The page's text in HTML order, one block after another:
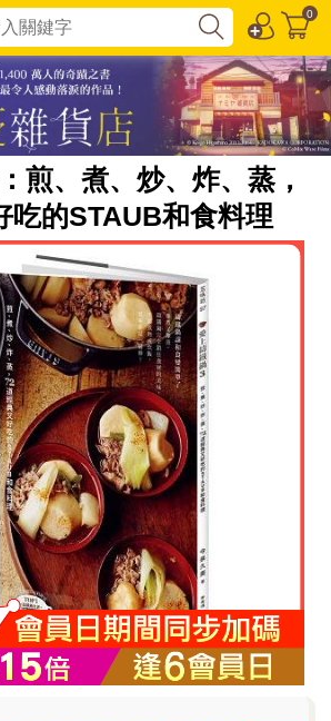
0
煎、煮、炒、炸、蒸，
吃的STAUB和食料理